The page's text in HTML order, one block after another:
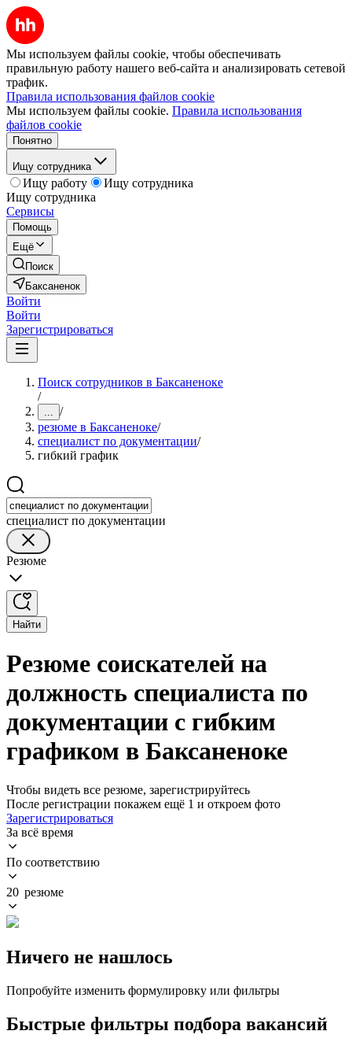
Мы используем файлы cookie, чтобы обеспечивать
правильную работу нашего веб-сайта и анализировать сетевой
трафик.
Правила использования файлов cookie
Мы используем файлы cookie. Правила использования
файлов cookie
Понятно
Ищу сотрудника
Ищу работу
Ищу сотрудника
Ищу сотрудника
Сервисы
Помощь
Ещё
Поиск
Баксаненок
Войти
Войти
Зарегистрироваться
Поиск сотрудников в Баксаненоке
/
... /
резюме в Баксаненоке/
специалист по документации/
гибкий график
специалист по документации
Резюме
Найти
Резюме соискателей на
должность специалиста по
документации с гибким
графиком в Баксаненоке
Чтобы видеть все резюме, зарегистрируйтесь
После регистрации покажем ещё 1 и откроем фото
Зарегистрироваться
За всё время
По соответствию
20 резюме
Ничего не нашлось
Попробуйте изменить формулировку или фильтры
Быстрые фильтры подбора вакансий